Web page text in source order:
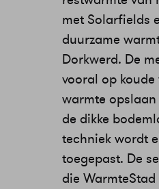
met Solarfields
duurzame
Dorkwerd. De
vooral op
warmte opslaan
de dikke
techniek wordt
toegepast. De
die